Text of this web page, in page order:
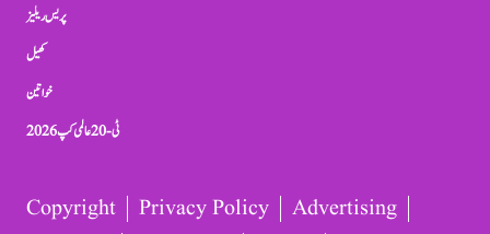
پریس ریلیز
کھیل
خواتین
ٹی-20 عالمی کپ 2026
Copyright Privacy Policy
Advertising